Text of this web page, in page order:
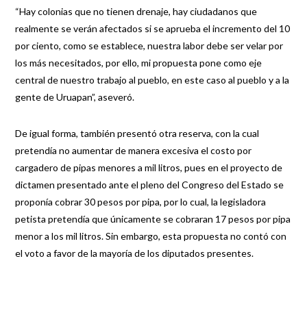
“Hay colonias que no tienen drenaje, hay ciudadanos que
realmente se verán afectados si se aprueba el incremento del 10
por ciento, como se establece, nuestra labor debe ser velar por
los más necesitados, por ello, mi propuesta pone como eje
central de nuestro trabajo al pueblo, en este caso al pueblo y a la
gente de Uruapan”, aseveró.
De igual forma, también presentó otra reserva, con la cual
pretendía no aumentar de manera excesiva el costo por
cargadero de pipas menores a mil litros, pues en el proyecto de
dictamen presentado ante el pleno del Congreso del Estado se
proponía cobrar 30 pesos por pipa, por lo cual, la legisladora
petista pretendía que únicamente se cobraran 17 pesos por pipa
menor a los mil litros. Sin embargo, esta propuesta no contó con
el voto a favor de la mayoría de los diputados presentes.